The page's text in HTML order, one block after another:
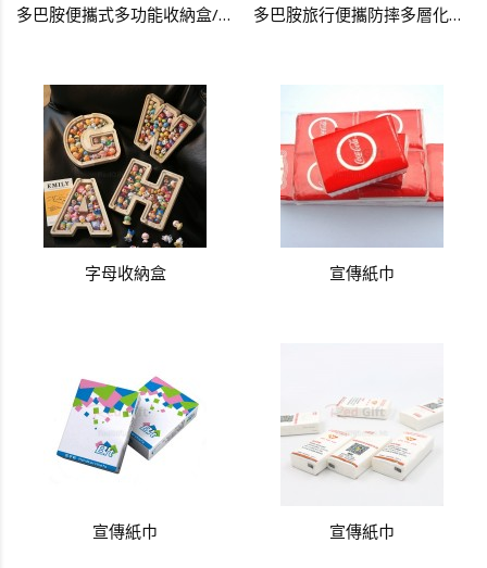
多巴胺便攜式多功能收納盒/藥盒 多巴胺旅行便攜防摔多層化妝包
字母收納盒 宣傳紙巾
宣傳紙巾 宣傳紙巾